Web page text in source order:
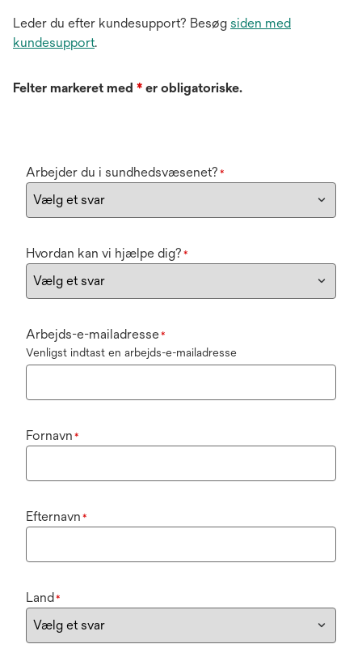
Leder du efter kundesupport? Besøg siden med
kundesupport.
Felter markeret med * er obligatoriske.
Arbejder du i sundhedsvæsenet? *
Hvordan kan vi hjælpe dig? *
Arbejds-e-mailadresse*
Venligst indtast en arbejds-e-mailadresse
Fornavn *
Efternavn *
Land*